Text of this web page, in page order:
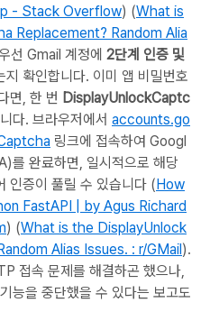
- Stack Overflow) (What is
Replacement? Random Alia
선 Gmail 계정에 2단계 인증 및
지 확인합니다. 이미 앱 비밀번호
면, 한 번 DisplayUnlockCaptc
다. 브라우저에서 accounts.go
링크에 접속하여 Googl
를 완료하면, 일시적으로 해당
인증이 풀릴 수 있습니다 ( How
FastAPI | by Agus Richard
) (What is the DisplayUnlock
Alias Issues. : r/GMail ).
접속 문제를 해결하곤 했으나,
능을 중단했을 수 있다는 보고도